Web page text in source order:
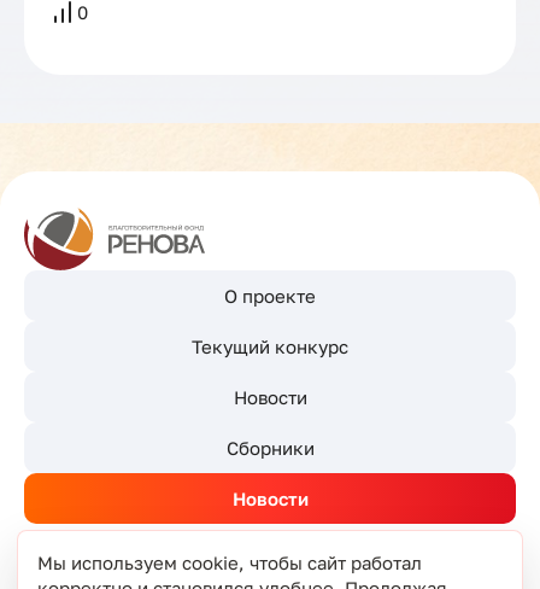
0
О проекте
Текущий конкурс
Новости
Сборники
Новости
Мы используем cookie, чтобы сайт работал